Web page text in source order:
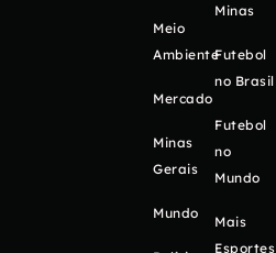
Meio
Ambiente
Mercado
Minas
Gerais
Mundo
Minas
Futebol
no Brasil
Futebol
no
Mundo
Mais
Esportes